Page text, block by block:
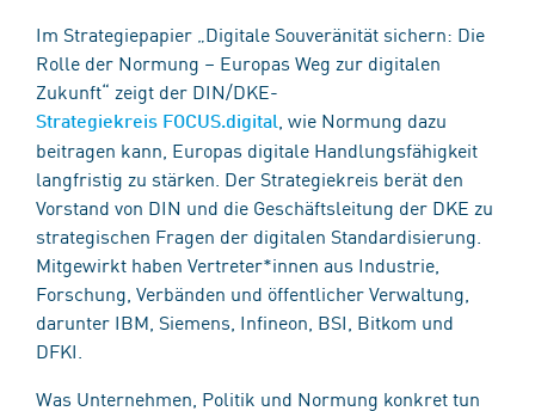
Im Strategiepapier „Digitale Souveränität sichern: Die
Rolle der Normung – Europas Weg zur digitalen
Zukunft“ zeigt der DIN/DKE-
Strategiekreis FOCUS.digital , wie Normung dazu
beitragen kann, Europas digitale Handlungsfähigkeit
langfristig zu stärken. Der Strategiekreis berät den
Vorstand von DIN und die Geschäftsleitung der DKE zu
strategischen Fragen der digitalen Standardisierung.
Mitgewirkt haben Vertreter*innen aus Industrie,
Forschung, Verbänden und öffentlicher Verwaltung,
darunter IBM, Siemens, Infineon, BSI, Bitkom und
DFKI.
Was Unternehmen, Politik und Normung konkret tun